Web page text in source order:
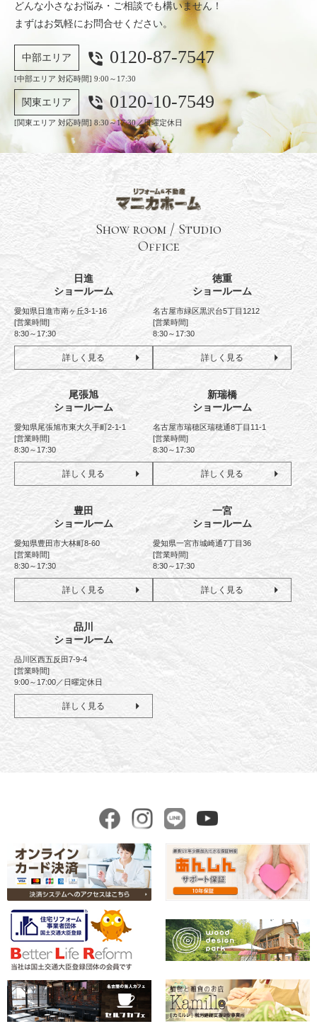
どんな小さなお悩み・ご相談でも構いません！
まずはお気軽にお問合せください。
中部エリア phone_in_talk 0120-87-7547
[中部エリア 対応時間] 9:00～17:30
関東エリア phone_in_talk 0120-10-7549
[関東エリア 対応時間] 8:30～17:30／日曜定休日
Show room / Studio
Office
日進
ショールーム
愛知県日進市南ヶ丘3-1-16
[営業時間]
8:30～17:30
詳しく見る
徳重
ショールーム
名古屋市緑区黒沢台5丁目1212
[営業時間]
8:30～17:30
詳しく見る
尾張旭
ショールーム
愛知県尾張旭市東大久手町2-1-1
[営業時間]
8:30～17:30
詳しく見る
新瑞橋
ショールーム
名古屋市瑞穂区瑞穂通8丁目11-1
[営業時間]
8:30～17:30
詳しく見る
豊田
ショールーム
愛知県豊田市大林町8-60
[営業時間]
8:30～17:30
詳しく見る
一宮
ショールーム
愛知県一宮市城崎通7丁目36
[営業時間]
8:30～17:30
詳しく見る
品川
ショールーム
品川区西五反田7-9-4
[営業時間]
9:00～17:00／日曜定休日
詳しく見る